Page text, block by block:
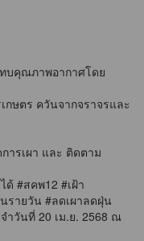
ทบคุณภาพอากาศโดย
กษตร ควันจากจราจรและ
ารเผา และ ติดตาม
ด้ #สคพ12 #เฝ้า
รายวัน #ลดเผาลดฝุ่น
ำวันที่ 20 เม.ย. 2568 ณ